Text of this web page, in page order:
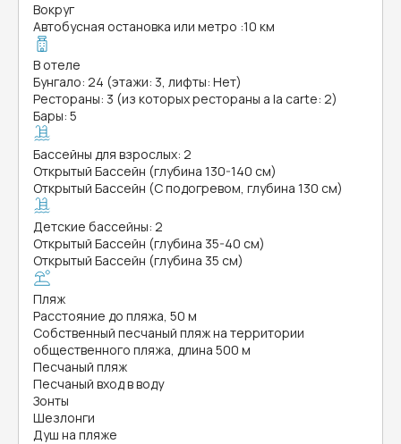
Вокруг
Автобусная остановка или метро :10 км
В отеле
Бунгало: 24 (этажи: 3, лифты: Нет)
Рестораны: 3 (из которых рестораны a la carte: 2)
Бары: 5
Бассейны для взрослых: 2
Открытый Бассейн (глубина 130-140 см)
Открытый Бассейн (С подогревом, глубина 130 см)
Детские бассейны: 2
Открытый Бассейн (глубина 35-40 см)
Открытый Бассейн (глубина 35 см)
Пляж
Расстояние до пляжа, 50 м
Собственный песчаный пляж на территории
общественного пляжа, длина 500 м
Песчаный пляж
Песчаный вход в воду
Зонты
Шезлонги
Душ на пляже